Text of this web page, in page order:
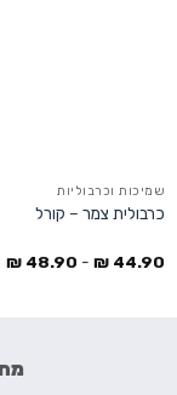
שמיכות וכרבוליות
כרבולית צמר – קורל
44.90
₪
-
48.90
₪